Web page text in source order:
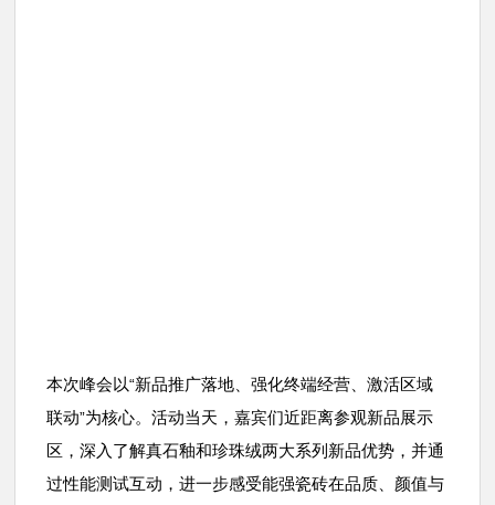
本次峰会以“新品推广落地、强化终端经营、激活区域
联动”为核心。活动当天，嘉宾们近距离参观新品展示
区，深入了解真石釉和珍珠绒两大系列新品优势，并通
过性能测试互动，进一步感受能强瓷砖在品质、颜值与